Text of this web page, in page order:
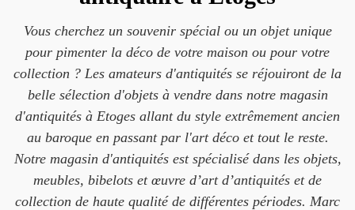
Vous cherchez un souvenir spécial ou un objet unique
pour pimenter la déco de votre maison ou pour votre
collection ? Les amateurs d'antiquités se réjouiront de la
belle sélection d'objets à vendre dans notre magasin
d'antiquités à Etoges allant du style extrêmement ancien
au baroque en passant par l'art déco et tout le reste.
Notre magasin d'antiquités est spécialisé dans les objets,
meubles, bibelots et œuvre d’art d’antiquités et de
collection de haute qualité de différentes périodes. Marc